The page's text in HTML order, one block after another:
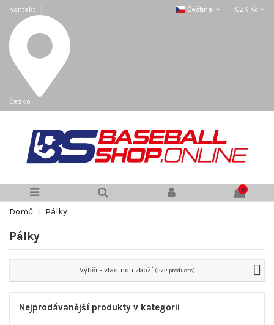
Kontakt
Česko
Čeština CZK Kč
0
Domů Pálky
Pálky
Výběr - vlastnoti zboží (272 products)
Nejprodávanější produkty v kategorii